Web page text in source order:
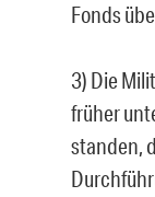
Fonds
3) Die
früher
standen,